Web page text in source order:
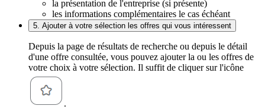
la présentation de l'entreprise (si présente)
les informations complémentaires le cas échéant
5. Ajouter à votre sélection les offres qui vous intéressent
Depuis la page de résultats de recherche ou depuis le détail
d'une offre consultée, vous pouvez ajouter la ou les offres de
votre choix à votre sélection. Il suffit de cliquer sur l'icône
.